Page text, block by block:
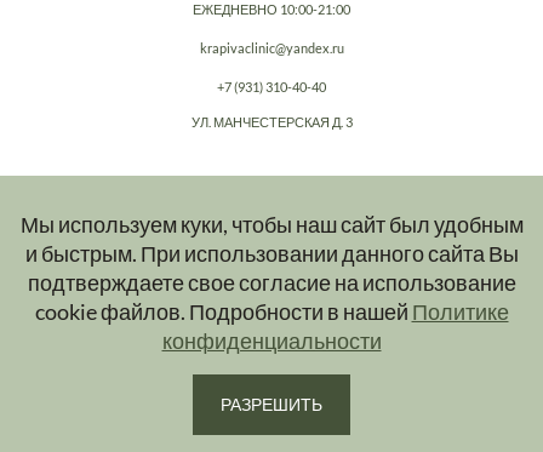
Мы используем куки, чтобы наш сайт был удобным
и быстрым. При использовании данного сайта Вы
подтверждаете свое согласие на использование
cookie файлов. Подробности в нашей Политике
конфиденциальности
РАЗРЕШИТЬ
ЕЖЕДНЕВНО 10:00-21:00
krapivaclinic@yandex.ru
+7 (931) 310-40-40
УЛ. МАНЧЕСТЕРСКАЯ Д. 3
© 2023-2026 KRAPIVA
Сайт носит информационный характер и ни при каких условиях
информационные материалы, размещенные на сайте, не являются
публичной офертой.
Подробную и актуальную информацию об услугах вы можете получить при
обращении в клинику.